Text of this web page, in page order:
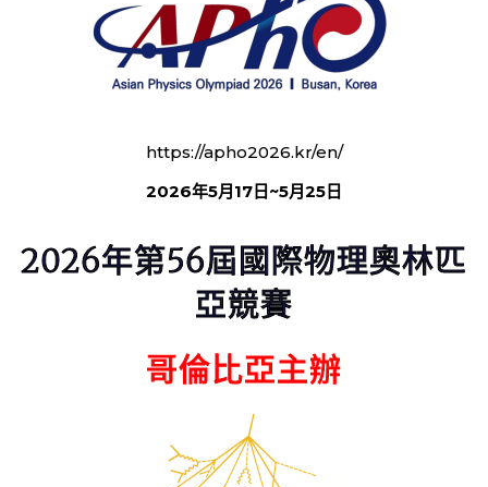
https://apho2026.kr/en/
2026年5月17日~5月25日
2026年第56屆國際物理奧林匹
亞競賽
哥倫比亞主辦